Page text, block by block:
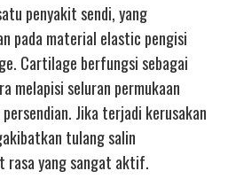
penyakit sendi, yang
pada material elastic pengisi
Cartilage berfungsi sebagai
melapisi seluran permukaan
Jika terjadi kerusakan
tulang salin
rasa yang sangat aktif.